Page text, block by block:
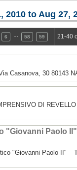
2010 to Aug 27,
6 58 59 21-40
Casanova, 30 80143
DI
"Giovanni Paolo
"Giovanni Paolo II" –